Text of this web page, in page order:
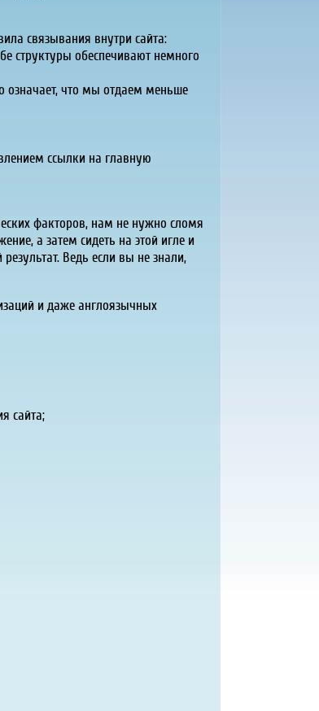
связывания внутри сайта:
структуры обеспечивают немного
означает, что мы отдаем меньше
ссылки на главную
факторов, нам не нужно сломя
а затем сидеть на этой игле и
Ведь если вы не знали,
и даже англоязычных
сайта;